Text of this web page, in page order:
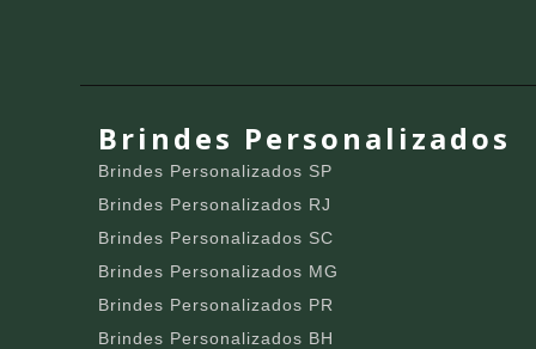
Brindes Personalizados
Brindes Personalizados SP
Brindes Personalizados RJ
Brindes Personalizados SC
Brindes Personalizados MG
Brindes Personalizados PR
Brindes Personalizados BH